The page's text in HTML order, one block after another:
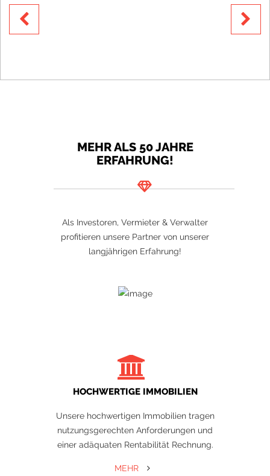
MEHR ALS 50 JAHRE
ERFAHRUNG!
Als Investoren, Vermieter & Verwalter
profitieren unsere Partner von unserer
langjährigen Erfahrung!
HOCHWERTIGE IMMOBILIEN
Unsere hochwertigen Immobilien tragen
nutzungsgerechten Anforderungen und
einer adäquaten Rentabilität Rechnung.
MEHR